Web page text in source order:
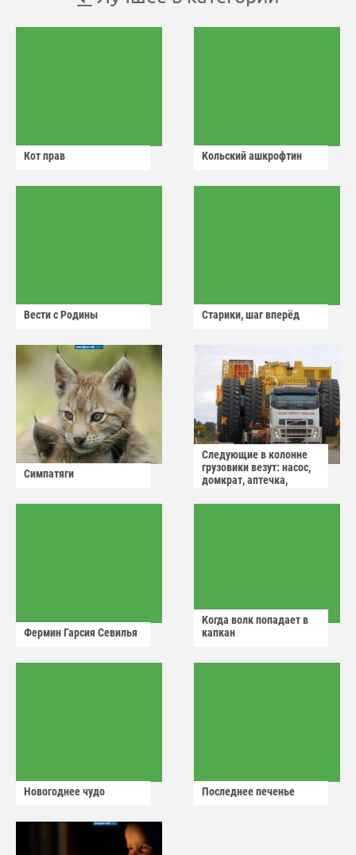
Кот прав Кольский ашкрофтин
Вести с Родины Старики, шаг вперёд
Симпатяги
Следующие в колонне
грузовики везут: насос,
домкрат, аптечка,
Фермин Гарсия Севилья
Когда волк попадает в
капкан
Новогоднее чудо Последнее печенье